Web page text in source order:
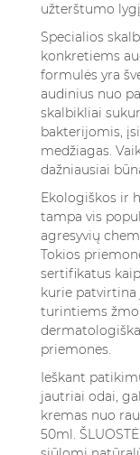
užterštumo
Specialios
konkretiems
formulės yra
audinius nuo
skalbikliai
bakterijomis,
medžiagas.
dažniausiai
Ekologiškos ir
tampa vis
agresyvių
Tokios
sertifikatus kaip
kurie patvirtina
turintiems
priemones.
Ieškant
jautriai odai,
kremas nuo
50ml.